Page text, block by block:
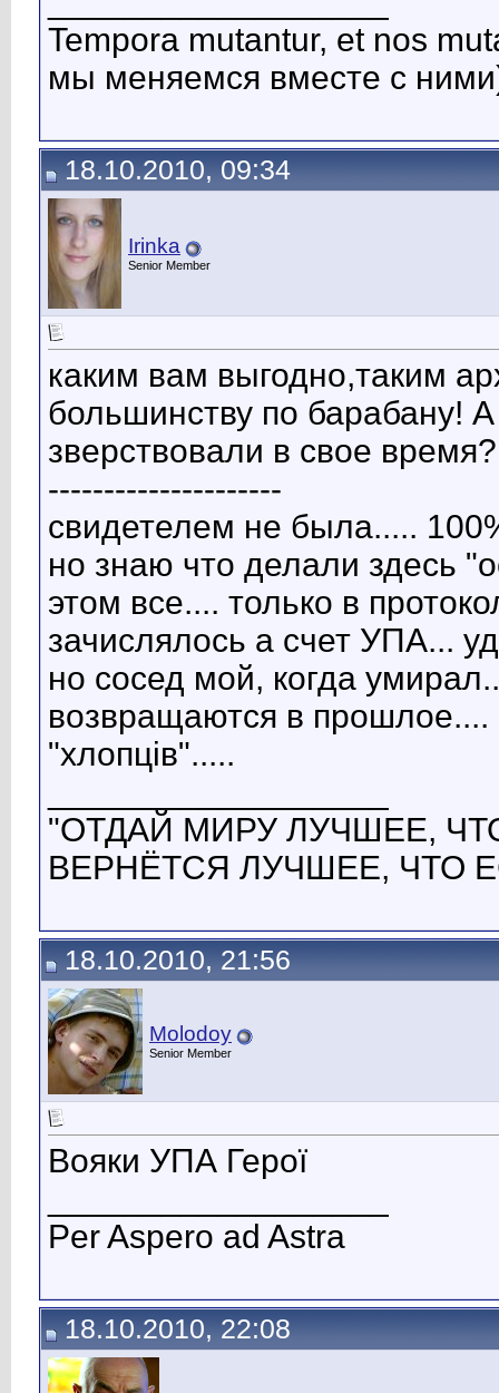
Tempora mutantur, et nos
мы меняемся вместе с
18.10.2010, 09:34
Irinka
Senior Member
каким вам выгодно,таким
большинству по барабану!
зверствовали в свое время?
---------------------
свидетелем не была.....
но знаю что делали здесь
этом все.... только в
зачислялось а счет УПА...
но сосед мой, когда
возвращаются в
"хлопців".....
"ОТДАЙ МИРУ ЛУЧШЕЕ,
ВЕРНЁТСЯ ЛУЧШЕЕ, ЧТО
18.10.2010, 21:56
Molodoy
Senior Member
Вояки УПА Герої
Per Aspero ad Astra
18.10.2010, 22:08